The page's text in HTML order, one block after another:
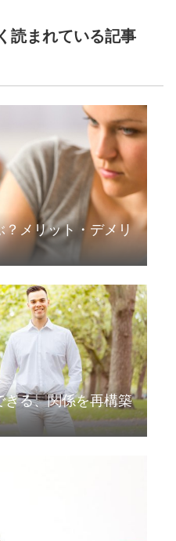
読まれている記事
メリット・デメリ
る、関係を再構築